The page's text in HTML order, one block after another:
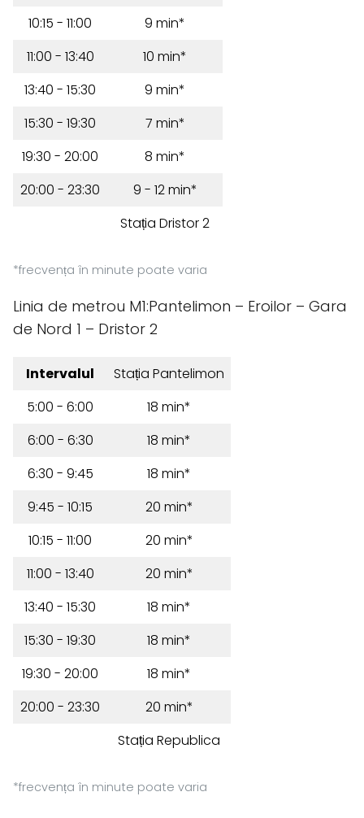
10:15 - 11:00
9 min*
11:00 - 13:40
10 min*
13:40 - 15:30
9 min*
15:30 - 19:30
7 min*
19:30 - 20:00
8 min*
20:00 - 23:30
9 - 12 min*
Stația Dristor 2
*frecvența în minute poate varia
Linia de metrou M1:Pantelimon – Eroilor – Gara
de Nord 1 – Dristor 2
Intervalul
Stația Pantelimon
5:00 - 6:00
18 min*
6:00 - 6:30
18 min*
6:30 - 9:45
18 min*
9:45 - 10:15
20 min*
10:15 - 11:00
20 min*
11:00 - 13:40
20 min*
13:40 - 15:30
18 min*
15:30 - 19:30
18 min*
19:30 - 20:00
18 min*
20:00 - 23:30
20 min*
Stația Republica
*frecvența în minute poate varia